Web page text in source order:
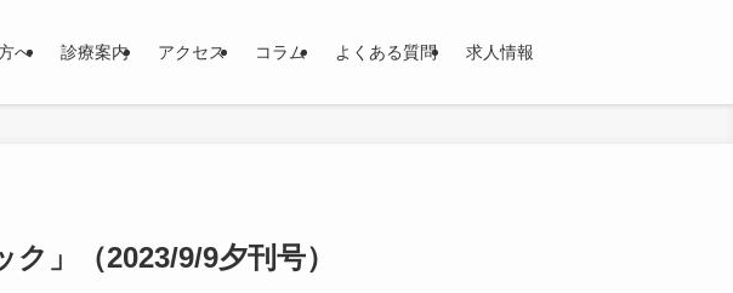
へ 診療案内 アクセス コラム よくある質問 求人情報
」（2023/9/9夕刊号）